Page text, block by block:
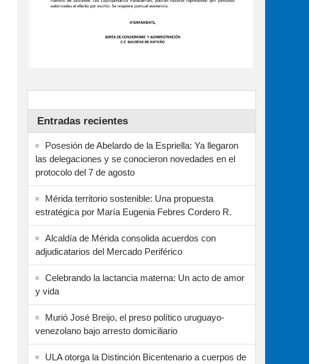
Entradas recientes
Posesión de Abelardo de la Espriella: Ya llegaron
las delegaciones y se conocieron novedades en el
protocolo del 7 de agosto
Mérida territorio sostenible: Una propuesta
estratégica por María Eugenia Febres Cordero R.
Alcaldía de Mérida consolida acuerdos con
adjudicatarios del Mercado Periférico
Celebrando la lactancia materna: Un acto de amor
y vida
Murió José Breijo, el preso político uruguayo-
venezolano bajo arresto domiciliario
ULA otorga la Distinción Bicentenario a cuerpos de